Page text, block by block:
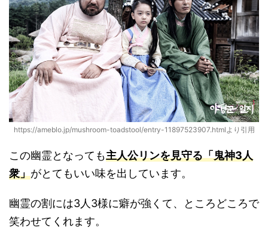
https://ameblo.jp/mushroom-toadstool/entry-11897523907.htmlより引用
この幽霊となっても主人公リンを見守る「鬼神3人
衆」がとてもいい味を出しています。
幽霊の割には3人3様に癖が強くて、ところどころで
笑わせてくれます。